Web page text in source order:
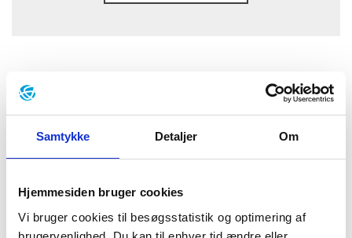
Samtykke Detaljer Om
Hjemmesiden bruger cookies
Vi bruger cookies til besøgsstatistik og optimering af
Baggrund
"Ved lyden af telefonen river et eller
andet sig løs i Betty. Noget begynder
at dale, som efterårsblade, eller som
sne, falder lige så stille, bliver ved med